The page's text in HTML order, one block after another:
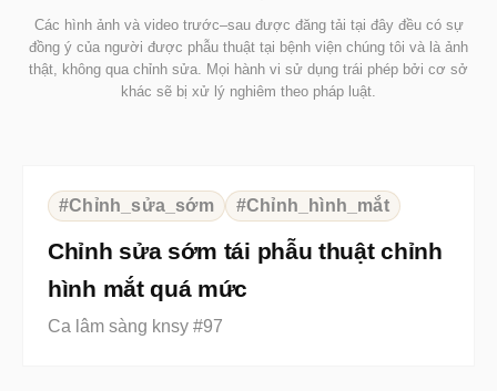
Các hình ảnh và video trước–sau được đăng tải tại đây đều có sự
đồng ý của người được phẫu thuật tại bệnh viện chúng tôi và là ảnh
thật, không qua chỉnh sửa. Mọi hành vi sử dụng trái phép bởi cơ sở
khác sẽ bị xử lý nghiêm theo pháp luật.
BEFORE AFTER
#Chỉnh_sửa_sớm #Chỉnh_hình_mắt
Chỉnh sửa sớm tái phẫu thuật chỉnh
hình mắt quá mức
Ca lâm sàng knsy #97